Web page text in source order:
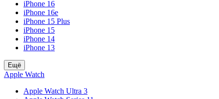
iPhone 16
iPhone 16e
iPhone 15 Plus
iPhone 15
iPhone 14
iPhone 13
Ещё
Apple Watch
Apple Watch Ultra 3